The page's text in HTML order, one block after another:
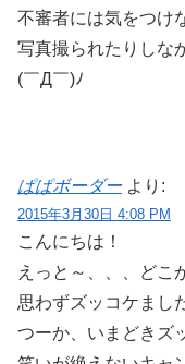
不審者には気をつけ
写真撮られたりしな
(￣Д￣)ﾉ
ぱぱボーダー より:
2015年3月30日 4:08 PM
こんにちは！
えっと～、、、どこ
思わずズッコケまし
つーか、いまどきズ